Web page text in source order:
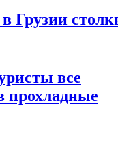
Грузии
все
прохладные